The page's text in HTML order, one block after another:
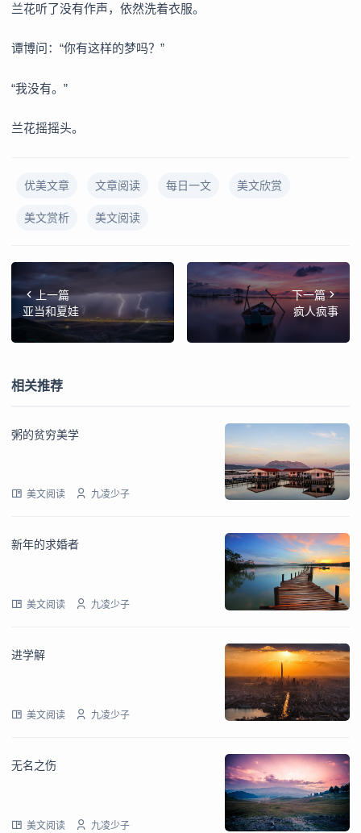
兰花听了没有作声，依然洗着衣服。
谭博问：“你有这样的梦吗？”
“我没有。”
兰花摇摇头。
优美文章 文章阅读 每日一文 美文欣赏
美文赏析 美文阅读
上一篇
亚当和夏娃
下一篇
疯人疯事
相关推荐
粥的贫穷美学
美文阅读 九凌少子
新年的求婚者
美文阅读 九凌少子
进学解
美文阅读 九凌少子
无名之伤
美文阅读 九凌少子